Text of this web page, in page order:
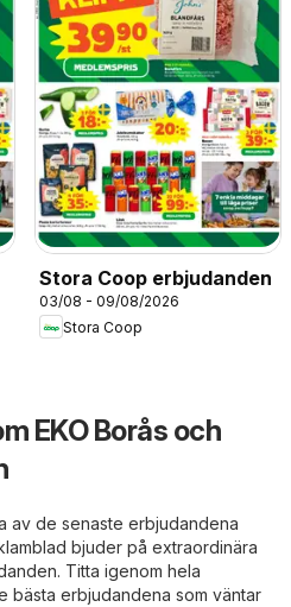
Stora Coop erbjudanden
03/08 - 09/08/2026
Stora Coop
EKO Borås och
av de senaste erbjudandena
bjuder på extraordinära
Titta igenom hela
bästa erbjudandena som väntar